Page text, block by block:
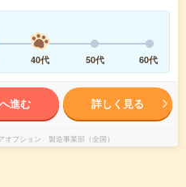
40代 50代 60代
進む 詳しく見る
オプション 製造事業部（全国）